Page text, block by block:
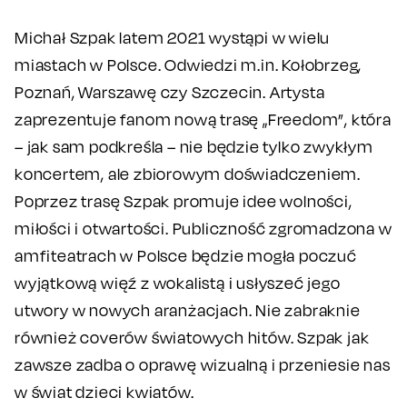
Michał Szpak latem 2021 wystąpi w wielu
miastach w Polsce. Odwiedzi m.in. Kołobrzeg,
Poznań, Warszawę czy Szczecin. Artysta
zaprezentuje fanom nową trasę „Freedom”, która
– jak sam podkreśla – nie będzie tylko zwykłym
koncertem, ale zbiorowym doświadczeniem.
Poprzez trasę Szpak promuje idee wolności,
miłości i otwartości. Publiczność zgromadzona w
amfiteatrach w Polsce będzie mogła poczuć
wyjątkową więź z wokalistą i usłyszeć jego
utwory w nowych aranżacjach. Nie zabraknie
również coverów światowych hitów. Szpak jak
zawsze zadba o oprawę wizualną i przeniesie nas
w świat dzieci kwiatów.